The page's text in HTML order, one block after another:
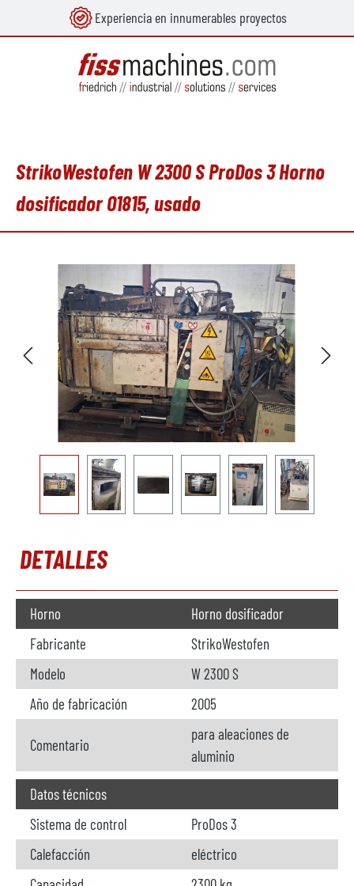
principal Experiencia en innumerables proyectos
StrikoWestofen W 2300 S ProDos 3 Horno
dosificador O1815, usado
DETALLES
Horno
Horno dosificador
Fabricante
StrikoWestofen
Modelo
W 2300 S
Año de fabricación
2005
Comentario
para aleaciones de
aluminio
Datos técnicos
Sistema de control
ProDos 3
Calefacción
eléctrico